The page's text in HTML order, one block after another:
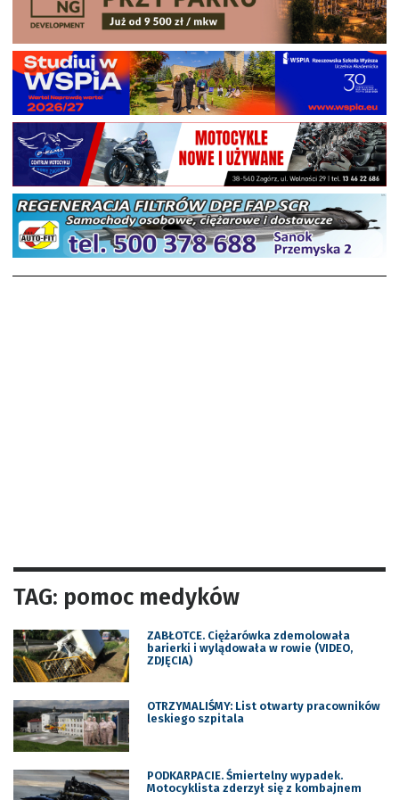
TAG: pomoc medyków
ZABŁOTCE. Ciężarówka zdemolowała
barierki i wylądowała w rowie (VIDEO,
ZDJĘCIA)
OTRZYMALIŚMY: List otwarty pracowników
leskiego szpitala
PODKARPACIE. Śmiertelny wypadek.
Motocyklista zderzył się z kombajnem